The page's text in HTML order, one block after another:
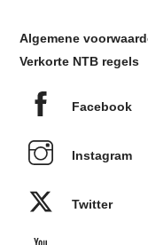
Algemene
Verkorte NTB regels
Facebook
Instagram
Twitter